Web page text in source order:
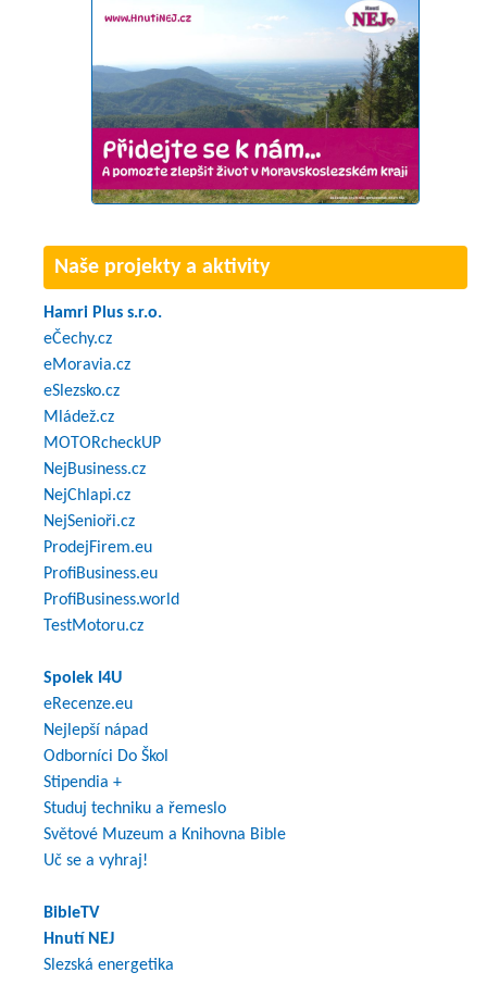
Naše projekty a aktivity
Hamri Plus s.r.o.
eČechy.cz
eMoravia.cz
eSlezsko.cz
Mládež.cz
MOTORcheckUP
NejBusiness.cz
NejChlapi.cz
NejSenioři.cz
ProdejFirem.eu
ProfiBusiness.eu
ProfiBusiness.world
TestMotoru.cz
Spolek I4U
eRecenze.eu
Nejlepší nápad
Odborníci Do Škol
Stipendia +
Studuj techniku a řemeslo
Světové Muzeum a Knihovna Bible
Uč se a vyhraj!
BibleTV
Hnutí NEJ
Slezská energetika